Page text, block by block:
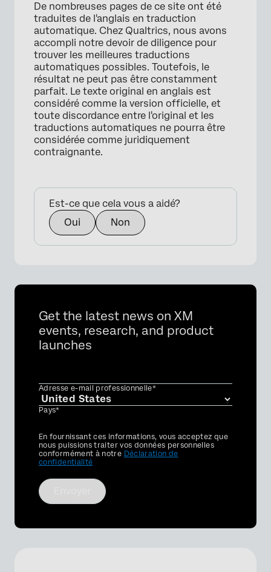
De nombreuses pages de ce site ont été
traduites de l'anglais en traduction
automatique. Chez Qualtrics, nous avons
accompli notre devoir de diligence pour
trouver les meilleures traductions
automatiques possibles. Toutefois, le
résultat ne peut pas être constamment
parfait. Le texte original en anglais est
considéré comme la version officielle, et
toute discordance entre l'original et les
traductions automatiques ne pourra être
considérée comme juridiquement
contraignante.
Est-ce que cela vous a aidé?
Oui
Non
Get the latest news on XM
events, research, and product
launches
Adresse e-mail professionnelle*
Pays*
Privacy
Optin
En fournissant ces informations, vous acceptez que
nous puissions traiter vos données personnelles
conformément à notre Déclaration de
confidentialité